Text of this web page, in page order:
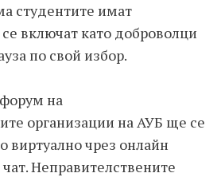
студентите имат
включат като доброволци
по свой избор.
на
организации на АУБ ще се
виртуално чрез онлайн
Неправителствените